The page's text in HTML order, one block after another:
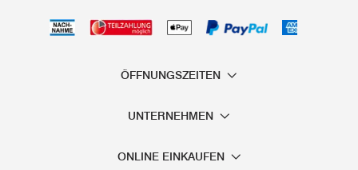
ÖFFNUNGSZEITEN
UNTERNEHMEN
ONLINE EINKAUFEN